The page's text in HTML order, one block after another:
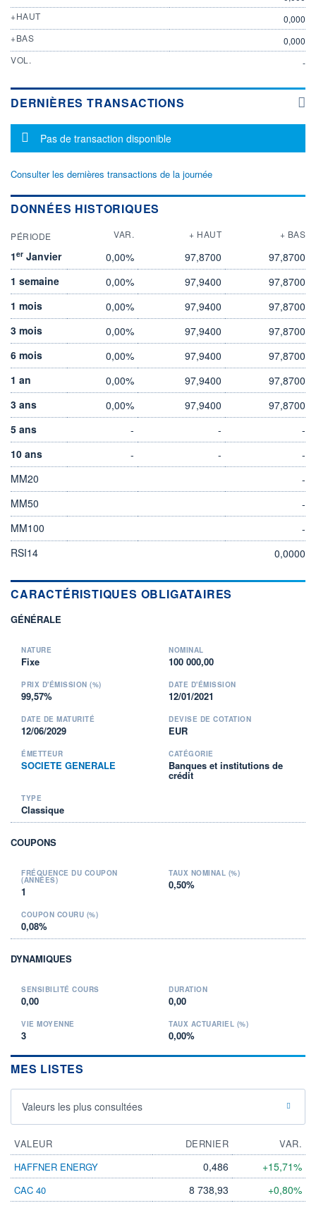
+HAUT
0,000
+BAS
0,000
VOL.
-
DERNIÈRES TRANSACTIONS
Message d'information
Pas de transaction disponible
Consulter les dernières transactions de la journée
DONNÉES HISTORIQUES
PÉRIODE VAR. + HAUT + BAS
1er Janvier 0,00% 97,8700
97,8700
1 semaine
0,00% 97,9400
97,8700
1 mois
0,00% 97,9400
97,8700
3 mois
0,00% 97,9400
97,8700
6 mois
0,00% 97,9400
97,8700
1 an
0,00% 97,9400
97,8700
3 ans
0,00% 97,9400
97,8700
5 ans
- -
-
10 ans
- -
-
MM20
-
MM50
-
MM100
-
RSI14
0,0000
CARACTÉRISTIQUES OBLIGATAIRES
GÉNÉRALE
NATURE
Fixe
NOMINAL
100 000,00
PRIX D'ÉMISSION (%)
99,57%
DATE D'ÉMISSION
12/01/2021
DATE DE MATURITÉ
12/06/2029
DEVISE DE COTATION
EUR
ÉMETTEUR
SOCIETE GENERALE
CATÉGORIE
Banques et institutions de
crédit
TYPE
Classique
COUPONS
FRÉQUENCE DU COUPON
(ANNÉES)
1
TAUX NOMINAL (%)
0,50%
COUPON COURU (%)
0,08%
DYNAMIQUES
SENSIBILITÉ COURS
0,00
DURATION
0,00
VIE MOYENNE
3
TAUX ACTUARIEL (%)
0,00%
MES LISTES
Valeurs les plus consultées
VALEUR DERNIER
VAR.
HAFFNER ENERGY
0,486 +15,71%
CAC 40 8 738,93 +0,80%